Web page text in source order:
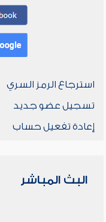
استرجاع الرمز السري
تسجيل عضو جديد
إعادة تفعيل حساب
البث المباشر